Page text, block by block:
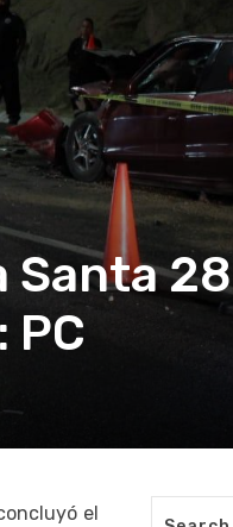
Santa 28
el